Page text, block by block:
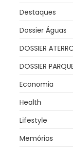
Destaques
Dossier Águas
DOSSIER
DOSSIER
Economia
Health
Lifestyle
Memórias